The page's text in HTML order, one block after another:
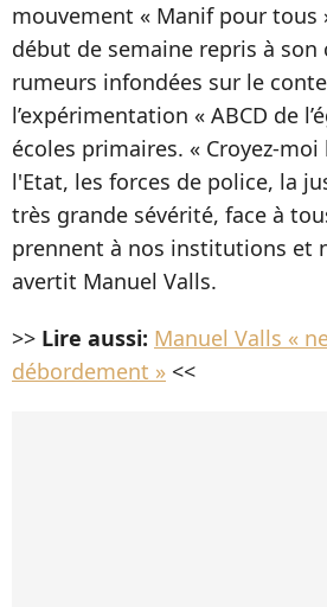
mouvement « Manif pour tous
début de semaine repris à son
rumeurs infondées sur le
l’expérimentation « ABCD de
écoles primaires. « Croyez-
l'Etat, les forces de police, la
très grande sévérité, face à
prennent à nos institutions et
avertit Manuel Valls.
>> Lire aussi: Manuel Valls «
débordement » <<